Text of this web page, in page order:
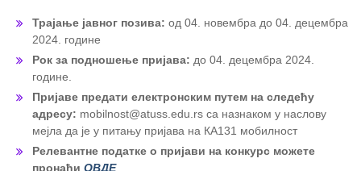
Трајање јавног позива: од 04. новембра до 04. децембра
2024. године
Рок за подношење пријава: до 04. децембра 2024.
године.
Пријаве предати електронским путем на следећу
адресу: mobilnost@atuss.edu.rs са назнаком у наслову
мејла да је у питању пријава на КА131 мобилност
Релевантне податке о пријави на конкурс можете
пронаћи ОВДЕ